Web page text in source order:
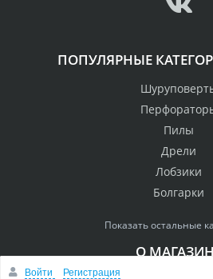
ПОПУЛЯРНЫЕ
Пилы
Дрели
Лобзики
Болгарки
Показать остальные
О
Войти
Регистрация